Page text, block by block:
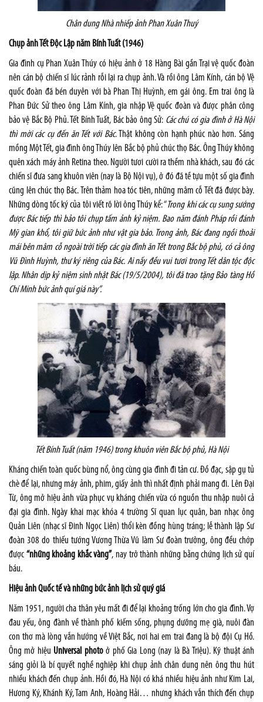
Chân dung Nhà nhiếp ảnh Phan Xuân Thuý
Chụp ảnh Tết Độc Lập năm Bính Tuất (1946)
Gia đình cụ Phan Xuân Thúy có hiệu ảnh ở 18 Hàng Bài gần Trại vệ quốc đoàn
nên cán bộ chiến sĩ lúc rảnh rỗi lại ra chụp ảnh. Và rồi ông Lâm Kính, cán bộ Vệ
quốc đoàn đã bén duyên với bà Phan Thị Huỳnh, em gái ông. Em trai ông là
Phan Đức Sử theo ông Lâm Kính, gia nhập Vệ quốc đoàn và được phân công
bảo vệ Bắc Bộ Phủ. Tết Bính Tuất, Bác bảo ông Sử: Các chú có gia đình ở Hà Nội
thì mời các cụ đến ăn Tết với Bác. Thật không còn hạnh phúc nào hơn. Sáng
mồng Một Tết, gia đình ông Thúy lên Bắc bộ phủ chúc thọ Bác. Ông Thúy không
quên xách máy ảnh Retina theo. Người tươi cười ra thềm nhà khách, sau đó các
chiến sĩ đưa sang khuôn viên (nay là Bộ Nội vụ), ở đó đã tề tựu một số gia đình
cũng lên chúc thọ Bác. Trên thảm hoa tóc tiên, những mâm cỗ Tết đã được bày.
Những dòng tốc ký của tôi viết rõ lời ông Thúy kể: “Trong khi các cụ sung sướng
được Bác tiếp thì bảo tôi chụp tấm ảnh kỷ niệm. Bao năm đánh Pháp rồi đánh
Mỹ gian khổ, tôi giữ bức ảnh như vật gia bảo. Trong ảnh, Bác đang ngồi thoải
mái bên mâm cỗ ngoài trời tiếp các gia đình ăn Tết trong Bắc bộ phủ, có cả ông
Vũ Đình Huỳnh, thư ký riêng của Bác. Ai nấy đều vui tươi trong Tết dân tộc độc
lập. Nhân dịp kỷ niệm sinh nhật Bác (19/5/2004), tôi đã trao tặng Bảo tàng Hồ
Chí Minh bức ảnh quí giá này”.
Tết Bính Tuất (năm 1946) trong khuôn viên Bắc bộ phủ, Hà Nội
Kháng chiến toàn quốc bùng nổ, ông cùng gia đình đi tản cư. Đồ đạc, sập gụ tủ
chè để lại, nhưng máy ảnh, phim, giấy ảnh thì nhất định phải mang đi. Lên Đại
Từ, ông mở hiệu ảnh vừa phục vụ kháng chiến vừa có nguồn thu nhập nuôi cả
đại gia đình. Ngày khai mạc khóa 4 trường Sĩ quan lục quân, ban nhạc ông
Quản Liên (nhạc sĩ Đinh Ngọc Liên) thổi kèn đồng hùng tráng; lễ thành lập Sư
đoàn 308 do thiếu tướng Vương Thừa Vũ làm Sư đoàn trưởng, ông đều chớp
được “những khoảng khắc vàng”, nay trở thành những bằng chứng lịch sử quí
báu.
Hiệu ảnh Quốc tế và những bức ảnh lịch sử quý giá
Năm 1951, người cha thân yêu mất đi để lại khoảng trống lớn cho gia đình. Vợ
đau yếu, ông đành về thành phố kiếm sống, phụng dưỡng mẹ già, nuôi đàn
con thơ mà lòng vẫn hướng về Việt Bắc, nơi hai em trai đang là bộ đội Cụ Hồ.
Ông mở hiệu Universal photoở phố Gia Long (nay là Bà Triệu). Kỹ thuật ánh
sáng giỏi là bí quyết nghề nghiệp khi chụp ảnh chân dung nên ông thu hút
nhiều khách đến chụp ảnh. Hồi đó, Hà Nội có khá nhiều hiệu ảnh như Kim Lai,
Hương Ký, Khánh Ký, Tam Anh, Hoàng Hải… nhưng khách vẫn thích đến chụp